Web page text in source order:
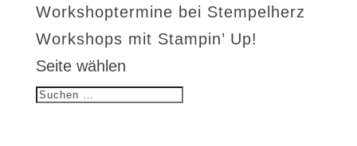
Workshoptermine bei Stempelherz
Workshops mit Stampin’ Up!
Seite wählen